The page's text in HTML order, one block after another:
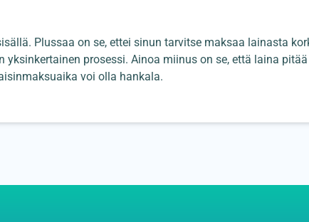
Plussaa on se, ettei sinun tarvitse maksaa lainasta
prosessi. Ainoa miinus on se, että laina pitää
voi olla hankala.